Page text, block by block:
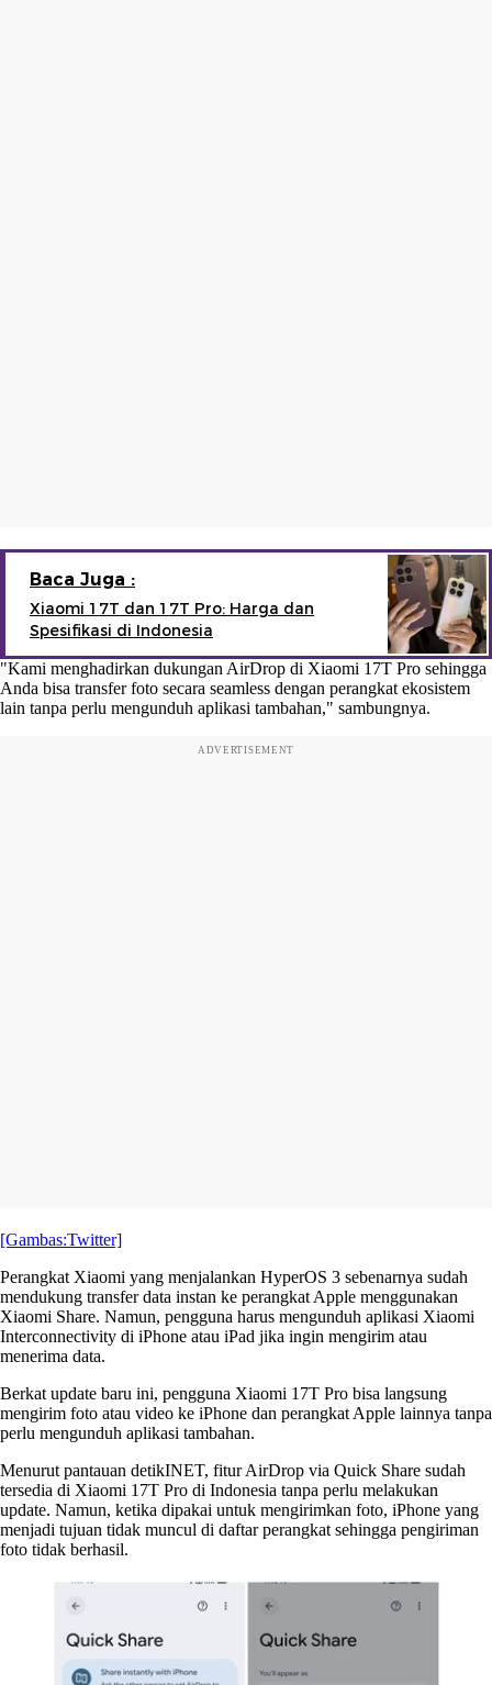
Baca Juga :
Xiaomi 17T dan 17T Pro: Harga dan
Spesifikasi di Indonesia
"Kami menghadirkan dukungan AirDrop di Xiaomi 17T Pro sehingga
Anda bisa transfer foto secara seamless dengan perangkat ekosistem
lain tanpa perlu mengunduh aplikasi tambahan," sambungnya.
ADVERTISEMENT
[Gambas:Twitter]
Perangkat Xiaomi yang menjalankan HyperOS 3 sebenarnya sudah
mendukung transfer data instan ke perangkat Apple menggunakan
Xiaomi Share. Namun, pengguna harus mengunduh aplikasi Xiaomi
Interconnectivity di iPhone atau iPad jika ingin mengirim atau
menerima data.
Berkat update baru ini, pengguna Xiaomi 17T Pro bisa langsung
mengirim foto atau video ke iPhone dan perangkat Apple lainnya tanpa
perlu mengunduh aplikasi tambahan.
Menurut pantauan detikINET, fitur AirDrop via Quick Share sudah
tersedia di Xiaomi 17T Pro di Indonesia tanpa perlu melakukan
update. Namun, ketika dipakai untuk mengirimkan foto, iPhone yang
menjadi tujuan tidak muncul di daftar perangkat sehingga pengiriman
foto tidak berhasil.